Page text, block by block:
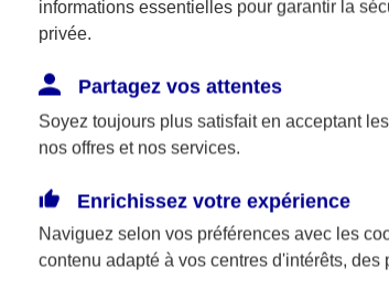
a été victime votre
fonctionner.
Quelle assurance
La responsabilité
informations essentielles pour garantir la
privée.
Partagez vos attentes
Soyez toujours plus satisfait en acceptant les
nos offres et nos services.
Enrichissez votre expérience
Naviguez selon vos préférences avec les
contenu adapté à vos centres d'intérêts,